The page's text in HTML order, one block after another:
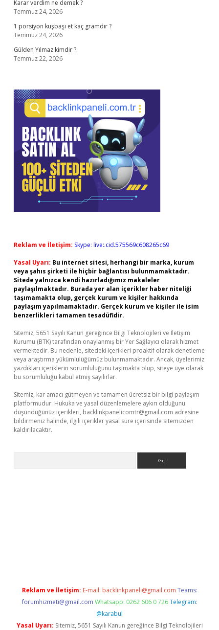
Karar verdim ne demek ?
Temmuz 24, 2026
1 porsiyon kuşbaşı et kaç gramdır ?
Temmuz 24, 2026
Gülden Yılmaz kimdir ?
Temmuz 22, 2026
Reklam ve İletişim: Skype: live:.cid.575569c608265c69
Yasal Uyarı: Bu internet sitesi, herhangi bir marka, kurum
veya şahıs şirketi ile hiçbir bağlantısı bulunmamaktadır.
Sitede yalnızca kendi hazırladığımız makaleler
paylaşılmaktadır. Burada yer alan içerikler haber niteliği
taşımamakta olup, gerçek kurum ve kişiler hakkında
paylaşım yapılmamaktadır. Gerçek kurum ve kişiler ile isim
benzerlikleri tamamen tesadüfidir.
Sitemiz, 5651 Sayılı Kanun gereğince Bilgi Teknolojileri ve İletişim
Kurumu (BTK) tarafından onaylanmış bir Yer Sağlayıcı olarak hizmet
vermektedir. Bu nedenle, sitedeki içerikleri proaktif olarak denetleme
veya araştırma yükümlülüğümüz bulunmamaktadır. Ancak, üyelerimiz
yazdıkları içeriklerin sorumluluğunu taşımakta olup, siteye üye olarak
bu sorumluluğu kabul etmiş sayılırlar.
Sitemiz, kar amacı gütmeyen ve tamamen ücretsiz bir bilgi paylaşım
platformudur. Hukuka ve yasal düzenlemelere aykırı olduğunu
düşündüğünüz içerikleri, backlinkpanelicomtr@gmail.com adresine
bildirmeniz halinde, ilgili içerikler yasal süre içerisinde sitemizden
kaldırılacaktır.
Reklam ve İletişim: E-mail: backlinkpaneli@gmail.com Teams:
forumhizmeti@gmail.com Whatsapp: 0262 606 0 726 Telegram:
@karabul
Yasal Uyarı: Sitemiz, 5651 Sayılı Kanun gereğince Bilgi Teknolojileri